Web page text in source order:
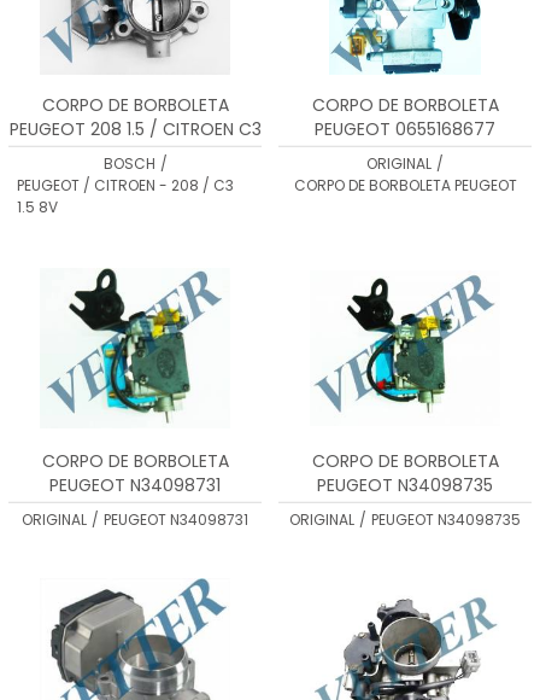
CORPO DE BORBOLETA
PEUGEOT 208 1.5 / CITROEN C3
1.5 - 9674385780 /
0280750558
BOSCH /
PEUGEOT / CITROEN - 208 / C3
1.5 8V
CORPO DE BORBOLETA
PEUGEOT 0655168677
ORIGINAL /
CORPO DE BORBOLETA PEUGEOT
CORPO DE BORBOLETA
PEUGEOT N34098731
ORIGINAL / PEUGEOT N34098731
CORPO DE BORBOLETA
PEUGEOT N34098735
ORIGINAL / PEUGEOT N34098735